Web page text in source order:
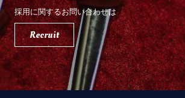
採用に関するお問い合わせは
Recruit